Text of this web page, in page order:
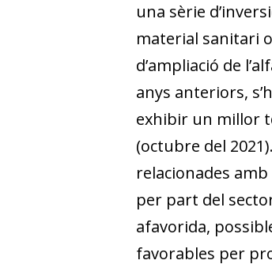
una sèrie
material sanitari
d’ampliació de
anys anteriors,
exhibir un millor
(octubre del
relacionades
per part del
afavorida,
favorables per